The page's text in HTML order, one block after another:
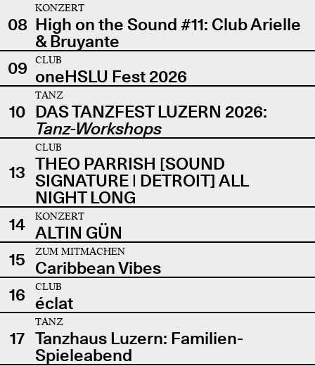
08
KONZERT
High on the Sound #11: Club Arielle
& Bruyante
09
CLUB
oneHSLU Fest 2026
10
TANZ
DAS TANZFEST LUZERN 2026:
Tanz-Workshops
13
CLUB
THEO PARRISH [SOUND
SIGNATURE | DETROIT] ALL
NIGHT LONG
14
KONZERT
ALTIN GÜN
15
ZUM MITMACHEN
Caribbean Vibes
16
CLUB
éclat
17
TANZ
Tanzhaus Luzern: Familien-
Spieleabend